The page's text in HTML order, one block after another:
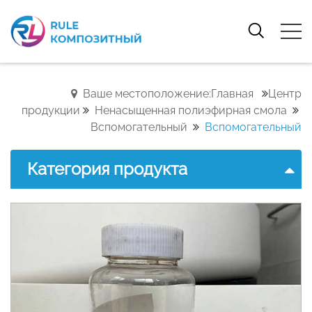
Ваше местоположение:Главная
Центр
продукции
Ненасыщенная полиэфирная смола
Вспомогательный
Вспомогательный
Категория продукта